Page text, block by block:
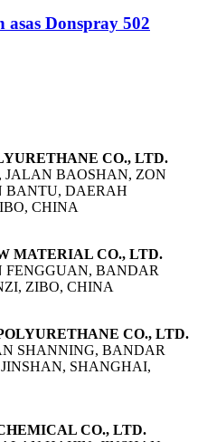
Donspray 502
CO., LTD.
BAOSHAN, ZON
BANTU, DAERAH
CHINA
MATERIAL CO., LTD.
BANDAR
ZIBO, CHINA
CO., LTD.
SHANNING, BANDAR
SHANGHAI,
CO., LTD.